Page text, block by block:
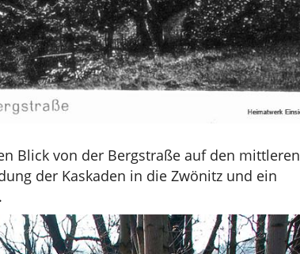
Blick von der Bergstraße auf den mittleren
der Kaskaden in die Zwönitz und ein